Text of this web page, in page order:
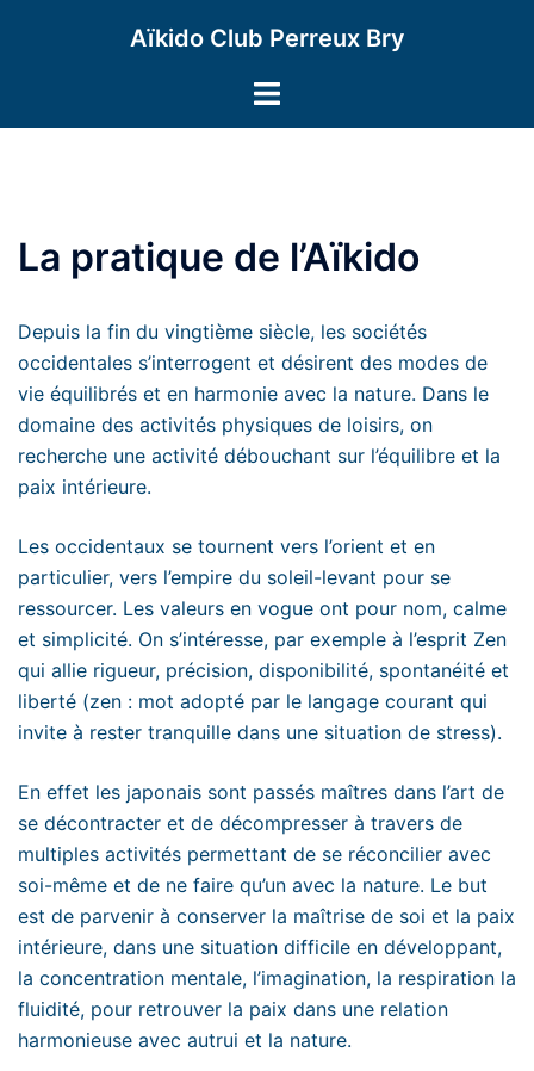
Aïkido Club Perreux Bry
Ouvrir/fermer
La pratique de l’Aïkido
Depuis la fin du vingtième siècle, les sociétés
occidentales s’interrogent et désirent des modes de
vie équilibrés et en harmonie avec la nature. Dans le
domaine des activités physiques de loisirs, on
recherche une activité débouchant sur l’équilibre et la
paix intérieure.
Les occidentaux se tournent vers l’orient et en
particulier, vers l’empire du soleil-levant pour se
ressourcer. Les valeurs en vogue ont pour nom, calme
et simplicité. On s’intéresse, par exemple à l’esprit Zen
qui allie rigueur, précision, disponibilité, spontanéité et
liberté (zen : mot adopté par le langage courant qui
invite à rester tranquille dans une situation de stress).
En effet les japonais sont passés maîtres dans l’art de
se décontracter et de décompresser à travers de
multiples activités permettant de se réconcilier avec
soi-même et de ne faire qu’un avec la nature. Le but
est de parvenir à conserver la maîtrise de soi et la paix
intérieure, dans une situation difficile en développant,
la concentration mentale, l’imagination, la respiration la
fluidité, pour retrouver la paix dans une relation
harmonieuse avec autrui et la nature.